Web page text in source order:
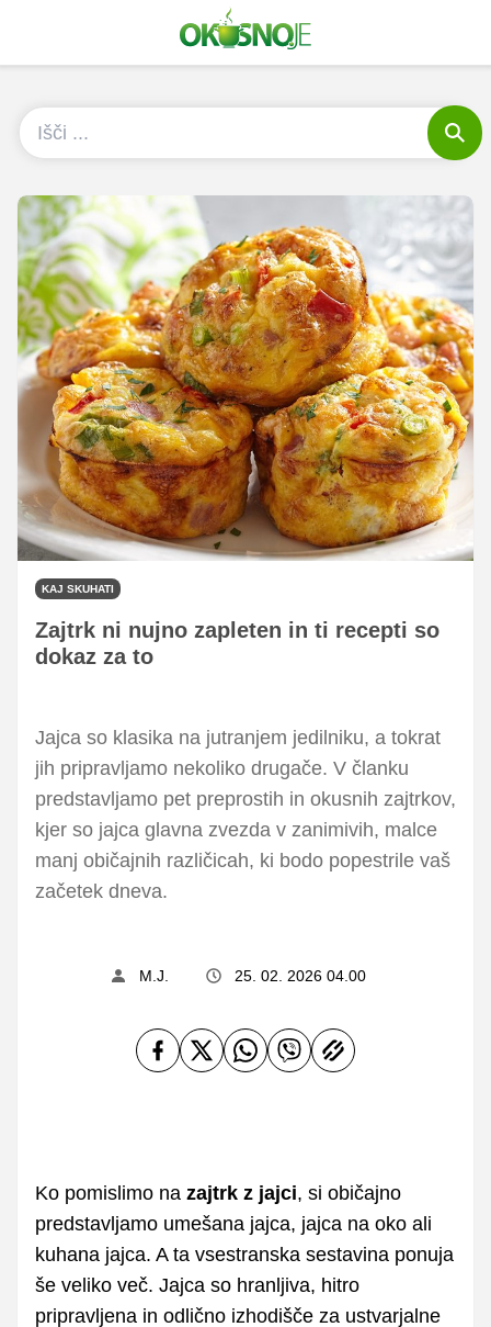
KAJ SKUHATI
Zajtrk ni nujno zapleten in ti recepti so
dokaz za to
Jajca so klasika na jutranjem jedilniku, a tokrat
jih pripravljamo nekoliko drugače. V članku
predstavljamo pet preprostih in okusnih zajtrkov,
kjer so jajca glavna zvezda v zanimivih, malce
manj običajnih različicah, ki bodo popestrile vaš
začetek dneva.
M.J. 25. 02. 2026 04.00
Ko pomislimo na zajtrk z jajci, si običajno
predstavljamo umešana jajca, jajca na oko ali
kuhana jajca. A ta vsestranska sestavina ponuja
še veliko več. Jajca so hranljiva, hitro
pripravljena in odlično izhodišče za ustvarjalne